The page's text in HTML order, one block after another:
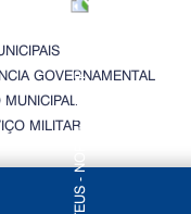
GOVERNAMENTAL
MILITAR